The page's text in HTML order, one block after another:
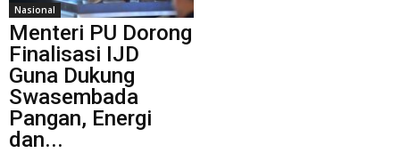
Nasional
Menteri PU Dorong
Finalisasi IJD
Guna Dukung
Swasembada
Pangan, Energi
dan...